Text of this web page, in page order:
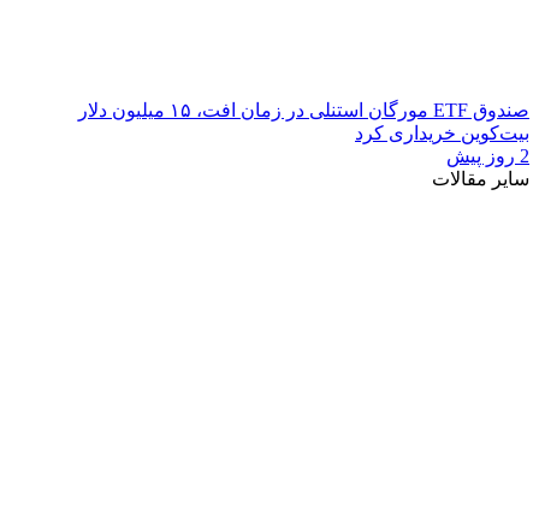
صندوق ETF مورگان استنلی در زمان افت، ۱۵ میلیون دلار
بیت‌کوین خریداری کرد
2 روز پیش
سایر مقالات